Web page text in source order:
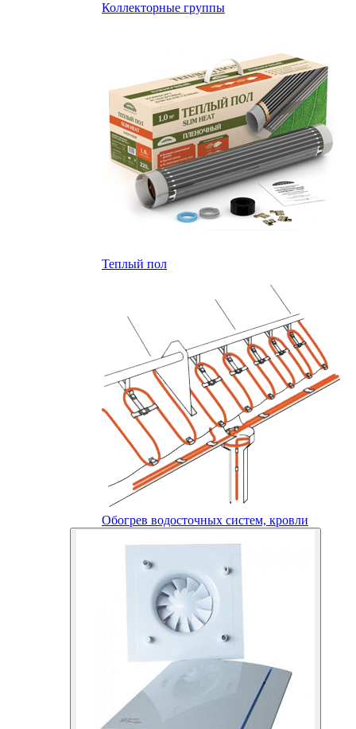
Коллекторные группы
Теплый пол
Обогрев водосточных систем, кровли